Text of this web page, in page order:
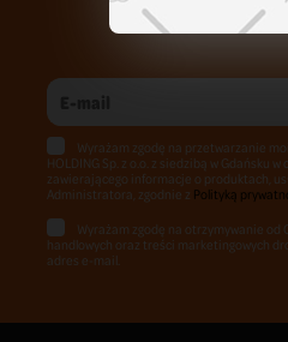
Wyrażam zgodę na przetwarzanie
HOLDING Sp. z o.o. z siedzibą w Gdańsku
zawierającego informacje o produktach,
Administratora, zgodnie z Polityką
Wyrażam zgodę na otrzymywanie od
handlowych oraz treści marketingowych
adres e-mail.